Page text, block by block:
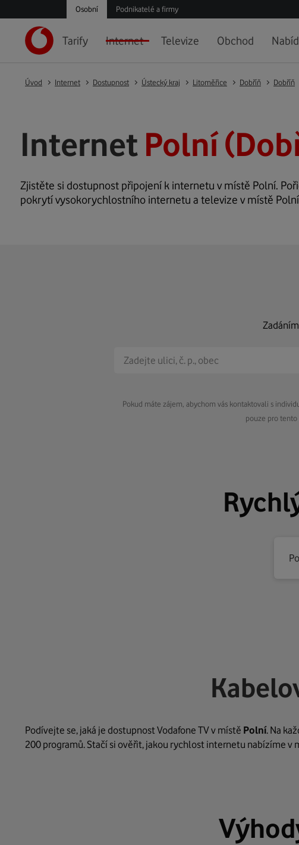
Osobní Podnikatelé a firmy
Tarify Internet Televize Obchod
Úvod Internet Dostupnost Ústecký kraj Litoměřice Dobříň Dobříň
Internet Polní
Zjistěte si dostupnost připojení k internetu v místě Polní.
pokrytí vysokorychlostního internetu a televize v místě
Pokud máte zájem, abychom vás kontaktovali s
pouze pro
Podívejte se, jaká je dostupnost Vodafone TV v místě Polní. Na
200 programů. Stačí si ověřit, jakou rychlost internetu nabízíme v